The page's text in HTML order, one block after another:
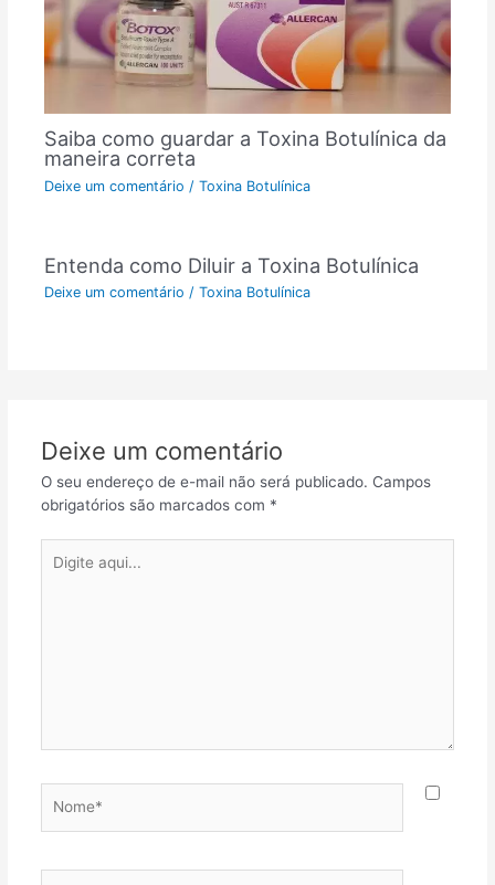
Saiba como guardar a Toxina Botulínica da
maneira correta
Deixe um comentário /Toxina Botulínica
Entenda como Diluir a Toxina Botulínica
Deixe um comentário /Toxina Botulínica
Deixe um comentário
O seu endereço de e-mail não será publicado. Campos
obrigatórios são marcados com *
aqui...